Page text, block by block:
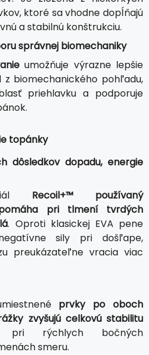
ktoré sa vhodne dopĺňajú
a stabilnú konštrukciu.
správnej biomechaniky
umožňuje výrazne lepšie
z biomechanického pohľadu,
priehlavku a podporuje
topánky
dôsledkov dopadu, energie
Recoil+™ používaný
pri tlmení tvrdých
. Oproti klasickej EVA pene
sily pri došľape,
preukázateľne vracia viac
prvky po oboch
zvyšujú celkovú stabilitu
rýchlych bočných
smeru.